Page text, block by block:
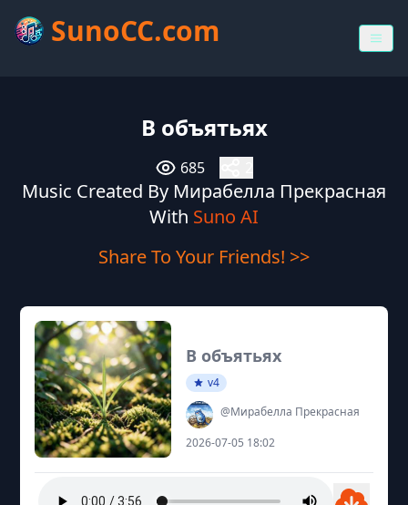
SunoCC.com
В объятьях
685
Music Created By Мирабелла Прекрасная
With Suno AI
Share To Your Friends! >>
В объятьях
v4
@Мирабелла Прекрасная
2026-07-05 18:02